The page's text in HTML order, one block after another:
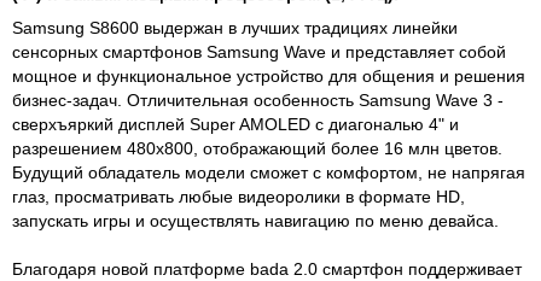
Samsung S8600 выдержан в лучших традициях линейки
сенсорных смартфонов Samsung Wave и представляет собой
мощное и функциональное устройство для общения и решения
бизнес-задач. Отличительная особенность Samsung Wave 3 -
сверхъяркий дисплей Super AMOLED с диагональю 4" и
разрешением 480x800, отображающий более 16 млн цветов.
Будущий обладатель модели сможет с комфортом, не напрягая
глаз, просматривать любые видеоролики в формате HD,
запускать игры и осуществлять навигацию по меню девайса.
Благодаря новой платформе bada 2.0 смартфон поддерживает